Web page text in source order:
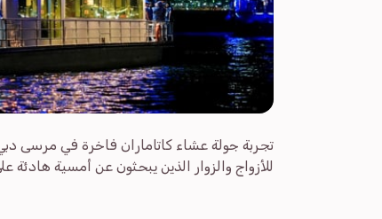
تجربة جولة عشاء كاتاماران فاخرة في مرسى
للأزواج والزوار الذين يبحثون عن أمسية هادئة